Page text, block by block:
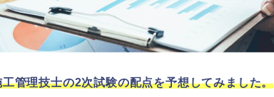
管理技士の2次試験の配点を予想してみました。